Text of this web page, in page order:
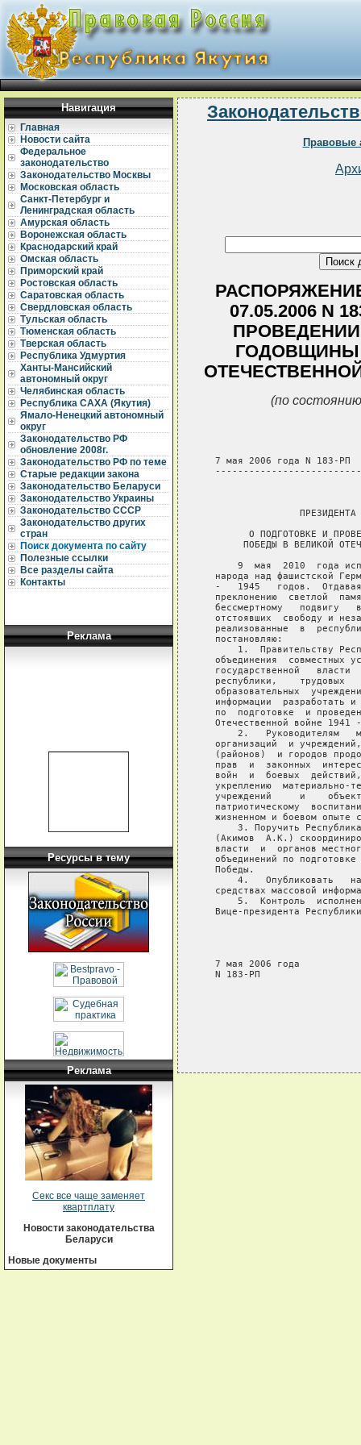
Навигация
Главная
Новости сайта
Федеральное
законодательство
Законодательство Москвы
Московская область
Санкт-Петербург и
Ленинградская область
Амурская область
Воронежская область
Краснодарский край
Омская область
Приморский край
Ростовская область
Саратовская область
Свердловская область
Тульская область
Тюменская область
Тверская область
Республика Удмуртия
Ханты-Мансийский
автономный округ
Челябинская область
Республика САХА (Якутия)
Ямало-Ненецкий автономный
округ
Законодательство РФ
обновление 2008г.
Законодательство РФ по теме
Старые редакции закона
Законодательство Беларуси
Законодательство Украины
Законодательство СССР
Законодательство других
стран
Поиск документа по сайту
Полезные ссылки
Все разделы сайта
Контакты
Реклама
Ресурсы в тему
Реклама
Секс все чаще заменяет
квартплату
Новости законодательства
Беларуси
Новые документы
Правовые
07.05.2006 N
ГОДОВЩИНЫ
(по
   7 мая 2006 года N 183-РП
ПРЕЗИДЕНТА
О ПОДГОТОВКЕ И
ПОБЕДЫ В ВЕЛИКОЙ
9  мая  2010  года
народа над фашистской
-   1945   годов.
преклонению  светлой
бессмертному   подвигу
отстоявших  свободу и
реализованные  в
   постановляю:
1.  Правительству
объединения  совместных
государственной   власти
республики,    трудовых
образовательных
информации  разработать
по  подготовке  и
Отечественной войне 1941
2.   Руководителям
организаций  и
(районов)  и городов
прав  и  законных
войн  и  боевых
укреплению  материально-
учреждений     и
патриотическому
жизненном и боевом опыте
3. Поручить
(Акимов  А.К.)
власти  и  органов
объединений по
   Победы.
4.   Опубликовать
средствах массовой
5.  Контроль
Вице-президента
   7 мая 2006 года
   N 183-РП